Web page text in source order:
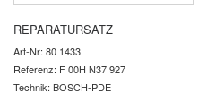
REPARATURSATZ
Art-Nr: 80 1433
Referenz: F 00H N37 927
Technik: BOSCH-PDE